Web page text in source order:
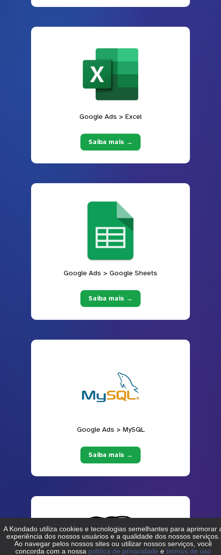
Google Ads > Excel
Saiba mais →
Google Ads > Google Sheets
Saiba mais →
Google Ads > MySQL
Saiba mais →